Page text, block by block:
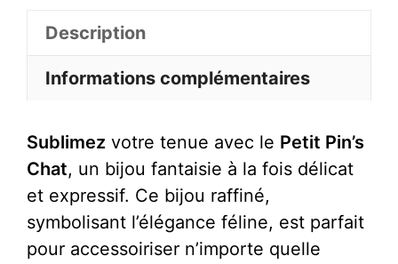
Chat
Description
Informations complémentaires
Sublimez votre tenue avec le Petit Pin’s
Chat, un bijou fantaisie à la fois délicat
et expressif. Ce bijou raffiné,
symbolisant l’élégance féline, est parfait
pour accessoiriser n’importe quelle